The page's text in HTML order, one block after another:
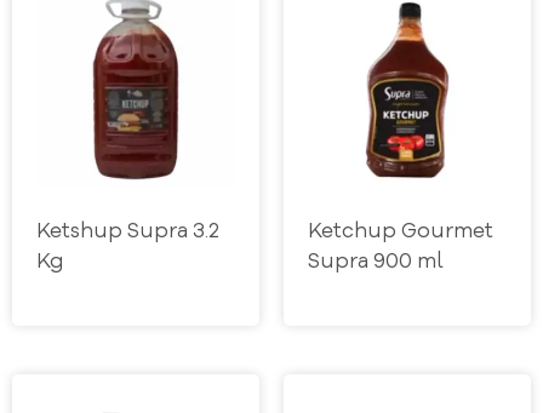
Ketshup Supra 3.2
Kg
Ketchup Gourmet
Supra 900 ml